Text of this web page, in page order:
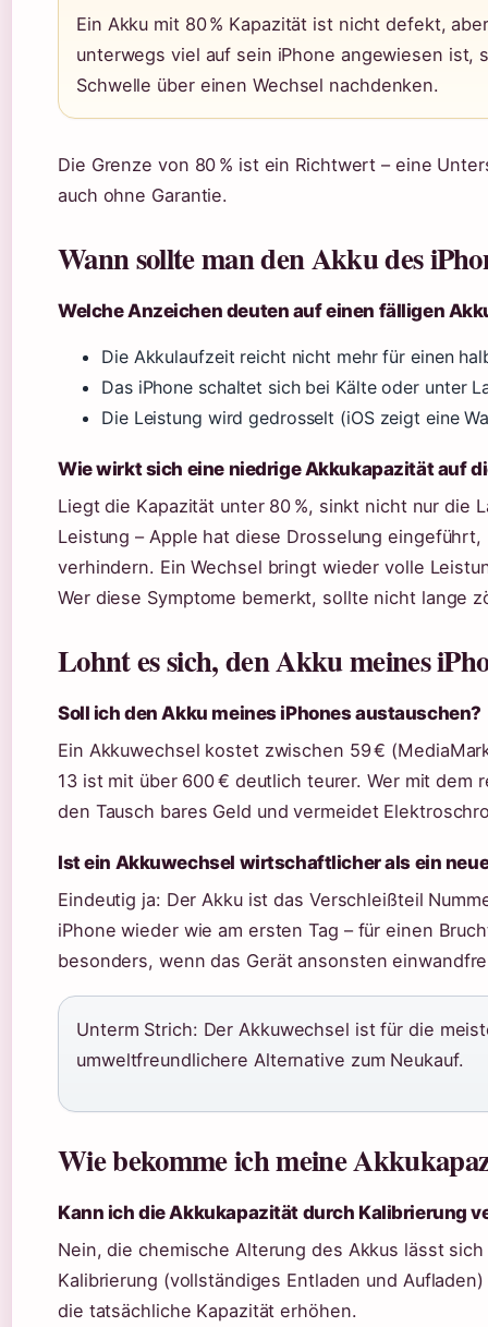
Ein Akku mit 80 % Kapazität ist nicht defekt,
unterwegs viel auf sein iPhone angewiesen ist,
Schwelle über einen Wechsel nachdenken.
Die Grenze von 80 % ist ein Richtwert – eine
auch ohne Garantie.
Wann sollte man den Akku des
Welche Anzeichen deuten auf einen fälligen
Die Akkulaufzeit reicht nicht mehr für einen
Das iPhone schaltet sich bei Kälte oder unter
Die Leistung wird gedrosselt (iOS zeigt eine
Wie wirkt sich eine niedrige Akkukapazität auf
Liegt die Kapazität unter 80 %, sinkt nicht nur die
Leistung – Apple hat diese Drosselung
verhindern. Ein Wechsel bringt wieder volle
Wer diese Symptome bemerkt, sollte nicht lange
Lohnt es sich, den Akku meines
Soll ich den Akku meines iPhones austauschen?
Ein Akkuwechsel kostet zwischen 59 €
13 ist mit über 600 € deutlich teurer. Wer mit
den Tausch bares Geld und vermeidet
Ist ein Akkuwechsel wirtschaftlicher als ein
Eindeutig ja: Der Akku ist das Verschleißteil
iPhone wieder wie am ersten Tag – für einen
besonders, wenn das Gerät ansonsten
Unterm Strich: Der Akkuwechsel ist für die
umweltfreundlichere Alternative zum Neukauf.
Wie bekomme ich meine
Kann ich die Akkukapazität durch Kalibrierung
Nein, die chemische Alterung des Akkus lässt
Kalibrierung (vollständiges Entladen und
die tatsächliche Kapazität erhöhen.